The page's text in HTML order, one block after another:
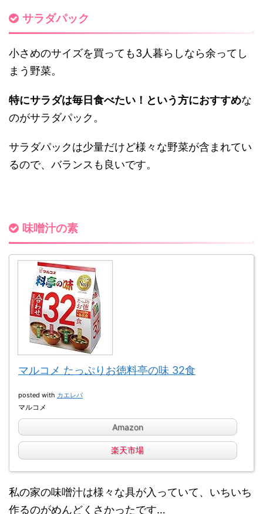
サラダパック
小さめのサイズを買っても3人暮らしなら余ってし
まう野菜。
特にサラダは毎日食べたい！という方におすすめな
のがサラダパック。
サラダパックは少量だけど様々な野菜が含まれてい
るので、バランス も良いです。
味噌汁の素
マルコメ たっぷりお徳料亭の味 32食
posted with カエレバ
マルコメ
Amazon
楽天市場
私の家の味噌汁は様々な具が入っていて、 いちいち
作るのがめんどくさかったです…